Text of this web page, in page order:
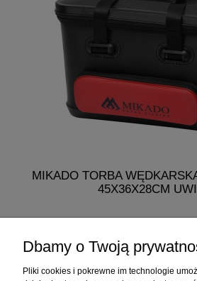
MIKADO TORBA
45X36X28CM
do koszyka
Dbamy o Twoją
Pliki cookies i pokrewne im technologie